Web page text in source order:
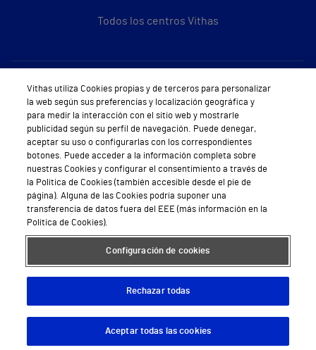
Todos los centros Vithas
Sobre Vithas
Quiénes somos
Trabajar en Vithas
Teléfono Cita Médica
Teléfono Atención al Cliente
Política de seguridad y salud en el trabajo
Conoce a Supervita
Aviso Legal Política de cookies Política de privacidad Mapa web Protección de datos
Descargar App
Vithas utiliza Cookies propias y de terceros para personalizar
la web según sus preferencias y localización geográfica y
para medir la interacción con el sitio web y mostrarle
publicidad según su perfil de navegación. Puede denegar,
aceptar su uso o configurarlas con los correspondientes
botones. Puede acceder a la información completa sobre
nuestras Cookies y configurar el consentimiento a través de
la Política de Cookies (también accesible desde el pie de
página). Alguna de las Cookies podría suponer una
transferencia de datos fuera del EEE (más información en la
Política de Cookies).
Configuración de cookies
Rechazar todas
Aceptar todas las cookies